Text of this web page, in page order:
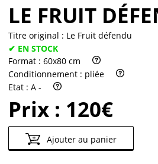
LE FRUIT
Titre original : Le Fruit défendu
✔ EN STOCK
Format : 60x80 cm
Conditionnement : pliée
Etat : A -
Prix : 120€
Ajouter au panier